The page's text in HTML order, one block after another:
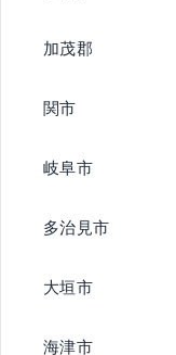
加茂郡
関市
岐阜市
多治見市
大垣市
海津市